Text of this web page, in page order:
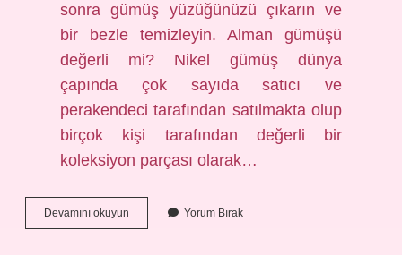
sonra gümüş yüzüğünüzü çıkarın ve
bir bezle temizleyin. Alman gümüşü
değerli mi? Nikel gümüş dünya
çapında çok sayıda satıcı ve
perakendeci tarafından satılmakta olup
birçok kişi tarafından değerli bir
koleksiyon parçası olarak…
Devamını okuyun
Gümüş
Yorum Bırak